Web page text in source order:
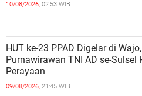
10/08/2026, 02:53 WIB
HUT ke-23 PPAD Digelar di
Purnawirawan TNI AD se-Sulsel
Perayaan
09/08/2026, 21:45 WIB